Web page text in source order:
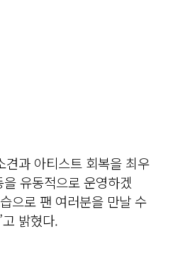
견과 아티스트 회복을 최우
유동적으로 운영하겠
으로 팬 여러분을 만날 수
밝혔다.